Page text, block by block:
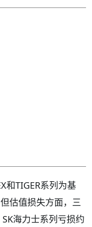
和TIGER系列为基
估值损失方面，三
海力士系列亏损约